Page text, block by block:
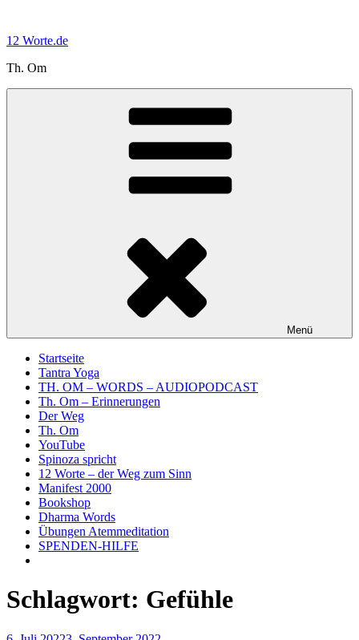
springen
12 Worte.de
Th. Om
Menü
Startseite
Tantra Yoga
TH. OM – WORDS – AUDIOPODCAST
Th. Om – Erinnerungen
Der Weg
Th. Om
YouTube
Spinoza spricht
12 Worte – der Weg zum Sinn
Manifest 2000
Bookshop
Dharma Words
Übungen Atemmeditation
SPENDEN-HILFE
Schlagwort: Gefühle